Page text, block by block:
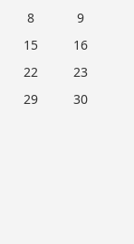
8
9
15
16
22
23
29
30